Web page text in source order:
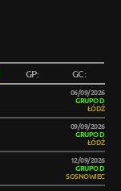
GP: GC:
06/09/2026
GRUPO D
ŁÓDŹ
09/09/2026
GRUPO D
ŁÓDŹ
12/09/2026
GRUPO D
SOSNOWIEC